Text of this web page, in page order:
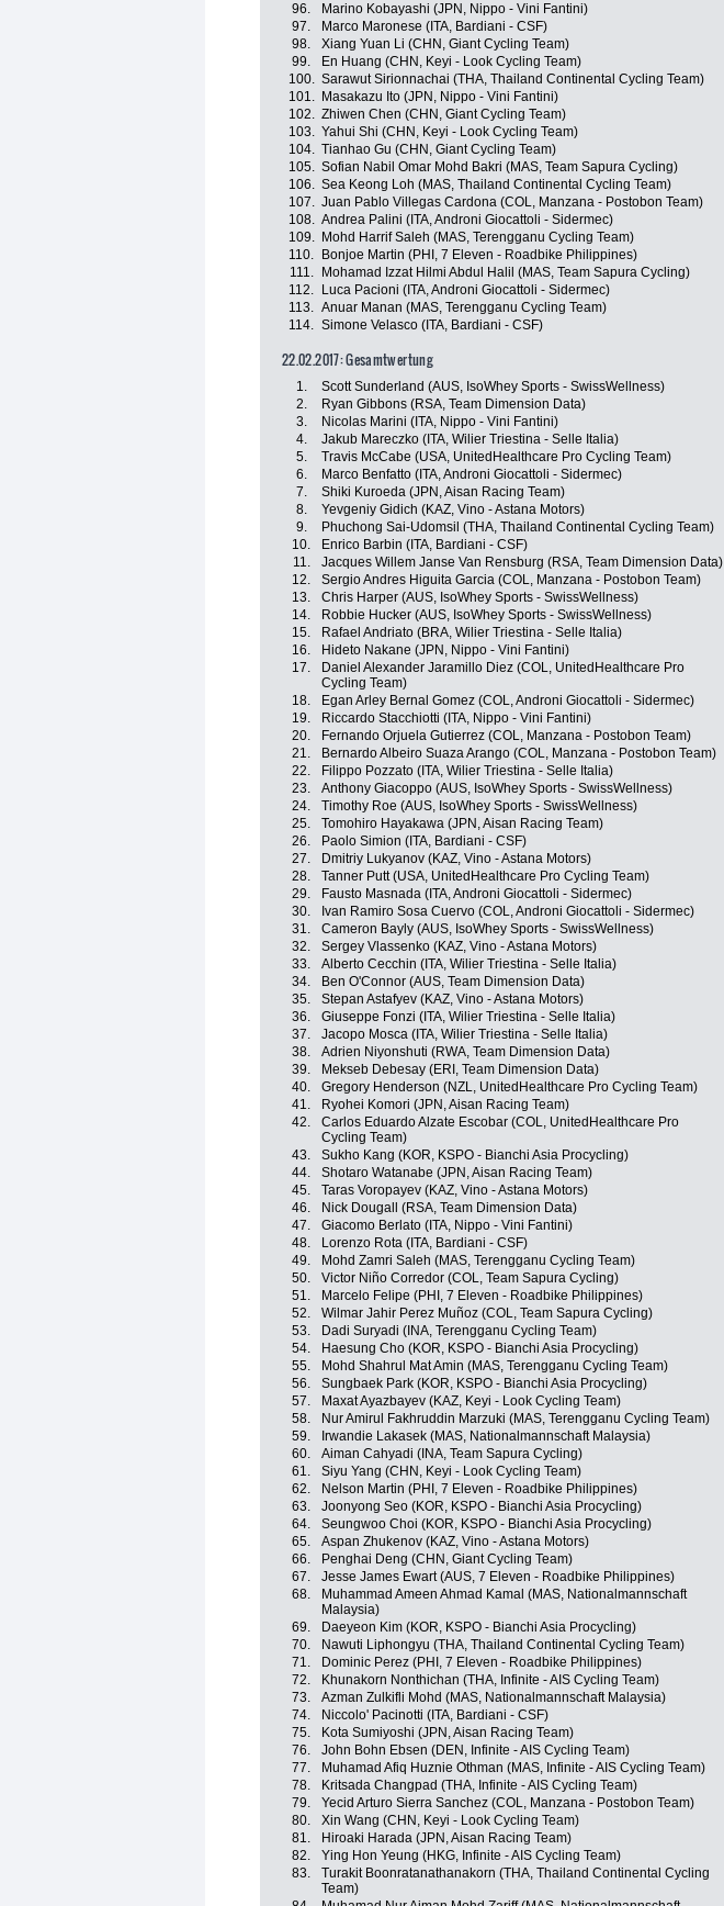
96.
Marino Kobayashi (JPN, Nippo - Vini Fantini)
97.
Marco Maronese (ITA, Bardiani - CSF)
98.
Xiang Yuan Li (CHN, Giant Cycling Team)
99.
En Huang (CHN, Keyi - Look Cycling Team)
100. Sarawut Sirionnachai (THA, Thailand Continental Cycling Team)
101.
Masakazu Ito (JPN, Nippo - Vini Fantini)
102. Zhiwen Chen (CHN, Giant Cycling Team)
103. Yahui Shi (CHN, Keyi - Look Cycling Team)
104. Tianhao Gu (CHN, Giant Cycling Team)
105. Sofian Nabil Omar Mohd Bakri (MAS, Team Sapura Cycling)
106. Sea Keong Loh (MAS, Thailand Continental Cycling Team)
107. Juan Pablo Villegas Cardona (COL, Manzana - Postobon Team)
108. Andrea Palini (ITA, Androni Giocattoli - Sidermec)
109.
Mohd Harrif Saleh (MAS, Terengganu Cycling Team)
110.
Bonjoe Martin (PHI, 7 Eleven - Roadbike Philippines)
111.
Mohamad Izzat Hilmi Abdul Halil (MAS, Team Sapura Cycling)
112.
Luca Pacioni (ITA, Androni Giocattoli - Sidermec)
113. Anuar Manan (MAS, Terengganu Cycling Team)
114. Simone Velasco (ITA, Bardiani - CSF)
22.02.2017: Gesamtwertung
1. Scott Sunderland (AUS, IsoWhey Sports - SwissWellness)
2.
Ryan Gibbons (RSA, Team Dimension Data)
3.
Nicolas Marini (ITA, Nippo - Vini Fantini)
4.
Jakub Mareczko (ITA, Wilier Triestina - Selle Italia)
5.
Travis McCabe (USA, UnitedHealthcare Pro Cycling Team)
6.
Marco Benfatto (ITA, Androni Giocattoli - Sidermec)
7.
Shiki Kuroeda (JPN, Aisan Racing Team)
8.
Yevgeniy Gidich (KAZ, Vino - Astana Motors)
9.
Phuchong Sai-Udomsil (THA, Thailand Continental Cycling Team)
10.
Enrico Barbin (ITA, Bardiani - CSF)
11.
Jacques Willem Janse Van Rensburg (RSA, Team Dimension Data)
12.
Sergio Andres Higuita Garcia (COL, Manzana - Postobon Team)
13.
Chris Harper (AUS, IsoWhey Sports - SwissWellness)
14.
Robbie Hucker (AUS, IsoWhey Sports - SwissWellness)
15.
Rafael Andriato (BRA, Wilier Triestina - Selle Italia)
16.
Hideto Nakane (JPN, Nippo - Vini Fantini)
17.
Daniel Alexander Jaramillo Diez (COL, UnitedHealthcare Pro
Cycling Team)
18. Egan Arley Bernal Gomez (COL, Androni Giocattoli - Sidermec)
19.
Riccardo Stacchiotti (ITA, Nippo - Vini Fantini)
20.
Fernando Orjuela Gutierrez (COL, Manzana - Postobon Team)
21.
Bernardo Albeiro Suaza Arango (COL, Manzana - Postobon Team)
22.
Filippo Pozzato (ITA, Wilier Triestina - Selle Italia)
23.
Anthony Giacoppo (AUS, IsoWhey Sports - SwissWellness)
24.
Timothy Roe (AUS, IsoWhey Sports - SwissWellness)
25.
Tomohiro Hayakawa (JPN, Aisan Racing Team)
26.
Paolo Simion (ITA, Bardiani - CSF)
27.
Dmitriy Lukyanov (KAZ, Vino - Astana Motors)
28.
Tanner Putt (USA, UnitedHealthcare Pro Cycling Team)
29.
Fausto Masnada (ITA, Androni Giocattoli - Sidermec)
30.
Ivan Ramiro Sosa Cuervo (COL, Androni Giocattoli - Sidermec)
31.
Cameron Bayly (AUS, IsoWhey Sports - SwissWellness)
32.
Sergey Vlassenko (KAZ, Vino - Astana Motors)
33.
Alberto Cecchin (ITA, Wilier Triestina - Selle Italia)
34.
Ben O'Connor (AUS, Team Dimension Data)
35.
Stepan Astafyev (KAZ, Vino - Astana Motors)
36.
Giuseppe Fonzi (ITA, Wilier Triestina - Selle Italia)
37.
Jacopo Mosca (ITA, Wilier Triestina - Selle Italia)
38.
Adrien Niyonshuti (RWA, Team Dimension Data)
39.
Mekseb Debesay (ERI, Team Dimension Data)
40.
Gregory Henderson (NZL, UnitedHealthcare Pro Cycling Team)
41.
Ryohei Komori (JPN, Aisan Racing Team)
42.
Carlos Eduardo Alzate Escobar (COL, UnitedHealthcare Pro
Cycling Team)
43. Sukho Kang (KOR, KSPO - Bianchi Asia Procycling)
44.
Shotaro Watanabe (JPN, Aisan Racing Team)
45.
Taras Voropayev (KAZ, Vino - Astana Motors)
46.
Nick Dougall (RSA, Team Dimension Data)
47.
Giacomo Berlato (ITA, Nippo - Vini Fantini)
48.
Lorenzo Rota (ITA, Bardiani - CSF)
49.
Mohd Zamri Saleh (MAS, Terengganu Cycling Team)
50.
Victor Niño Corredor (COL, Team Sapura Cycling)
51.
Marcelo Felipe (PHI, 7 Eleven - Roadbike Philippines)
52.
Wilmar Jahir Perez Muñoz (COL, Team Sapura Cycling)
53.
Dadi Suryadi (INA, Terengganu Cycling Team)
54.
Haesung Cho (KOR, KSPO - Bianchi Asia Procycling)
55.
Mohd Shahrul Mat Amin (MAS, Terengganu Cycling Team)
56.
Sungbaek Park (KOR, KSPO - Bianchi Asia Procycling)
57.
Maxat Ayazbayev (KAZ, Keyi - Look Cycling Team)
58.
Nur Amirul Fakhruddin Marzuki (MAS, Terengganu Cycling Team)
59.
Irwandie Lakasek (MAS, Nationalmannschaft Malaysia)
60.
Aiman Cahyadi (INA, Team Sapura Cycling)
61.
Siyu Yang (CHN, Keyi - Look Cycling Team)
62.
Nelson Martin (PHI, 7 Eleven - Roadbike Philippines)
63.
Joonyong Seo (KOR, KSPO - Bianchi Asia Procycling)
64.
Seungwoo Choi (KOR, KSPO - Bianchi Asia Procycling)
65.
Aspan Zhukenov (KAZ, Vino - Astana Motors)
66.
Penghai Deng (CHN, Giant Cycling Team)
67.
Jesse James Ewart (AUS, 7 Eleven - Roadbike Philippines)
68.
Muhammad Ameen Ahmad Kamal (MAS, Nationalmannschaft
Malaysia)
69. Daeyeon Kim (KOR, KSPO - Bianchi Asia Procycling)
70.
Nawuti Liphongyu (THA, Thailand Continental Cycling Team)
71.
Dominic Perez (PHI, 7 Eleven - Roadbike Philippines)
72.
Khunakorn Nonthichan (THA, Infinite - AIS Cycling Team)
73.
Azman Zulkifli Mohd (MAS, Nationalmannschaft Malaysia)
74.
Niccolo' Pacinotti (ITA, Bardiani - CSF)
75.
Kota Sumiyoshi (JPN, Aisan Racing Team)
76.
John Bohn Ebsen (DEN, Infinite - AIS Cycling Team)
77.
Muhamad Afiq Huznie Othman (MAS, Infinite - AIS Cycling Team)
78.
Kritsada Changpad (THA, Infinite - AIS Cycling Team)
79.
Yecid Arturo Sierra Sanchez (COL, Manzana - Postobon Team)
80.
Xin Wang (CHN, Keyi - Look Cycling Team)
81.
Hiroaki Harada (JPN, Aisan Racing Team)
82.
Ying Hon Yeung (HKG, Infinite - AIS Cycling Team)
83.
Turakit Boonratanathanakorn (THA, Thailand Continental Cycling
Team)